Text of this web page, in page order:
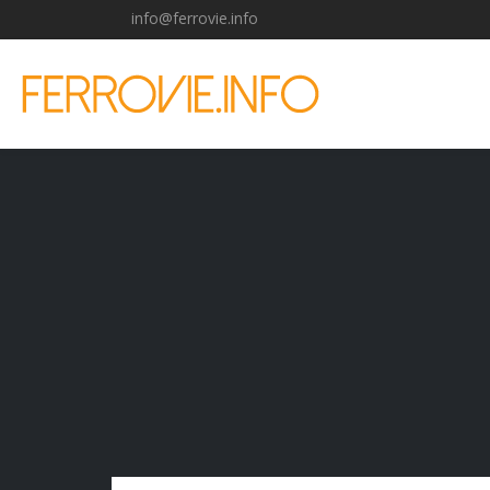
info@ferrovie.info